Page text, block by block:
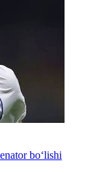
bo‘lishi